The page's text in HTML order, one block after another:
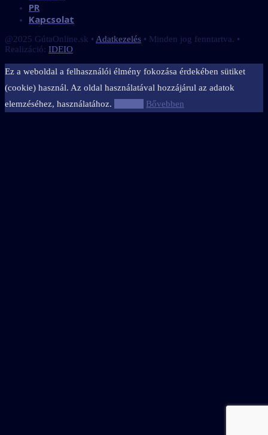
PR
Kapcsolat
@2025 GútaOnline.sk • Adatkezelés • Minden jog fenntartva. •
Realizáció: IDEIO
Ez a weboldal a felhasználói élmény fokozása érdekében sütiket
(cookie) használ. Az oldal használatával hozzájárul az adatok
elemzéséhez, használatához.
Bővebben